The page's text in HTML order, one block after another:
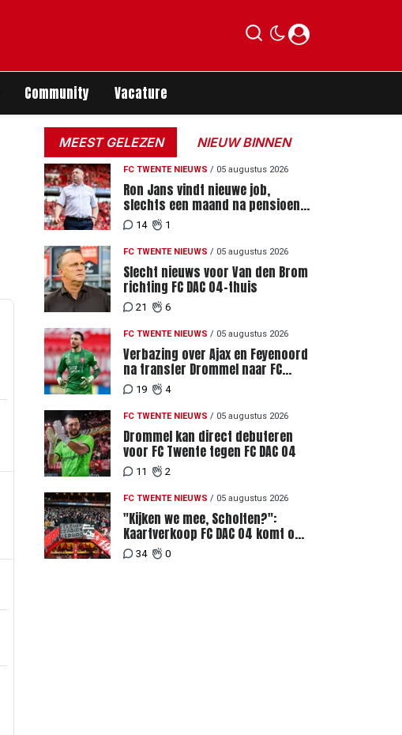
Community Vacature
MEEST GELEZEN NIEUW BINNEN
FC TWENTE NIEUWS / 05 augustus 2026
Ron Jans vindt nieuwe job,
slechts een maand na pensioen
als hoofdtrainer
14 1
FC TWENTE NIEUWS / 05 augustus 2026
Slecht nieuws voor Van den Brom
richting FC DAC 04-thuis
21 6
FC TWENTE NIEUWS / 05 augustus 2026
Verbazing over Ajax en Feyenoord
na transfer Drommel naar FC
Twente
19 4
FC TWENTE NIEUWS / 05 augustus 2026
Drommel kan direct debuteren
voor FC Twente tegen FC DAC 04
11 2
FC TWENTE NIEUWS / 05 augustus 2026
"Kijken we mee, Scholten?":
Kaartverkoop FC DAC 04 komt op
gang, supporters niet blij met
ticketprijzen
34 0